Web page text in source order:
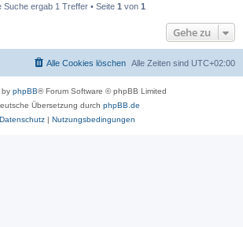
Suche ergab 1 Treffer • Seite 1 von 1
Gehe zu
Alle Zeiten sind UTC+02:00
Alle Cookies löschen
by phpBB® Forum Software © phpBB Limited
Übersetzung durch phpBB.de
Datenschutz| Nutzungsbedingungen